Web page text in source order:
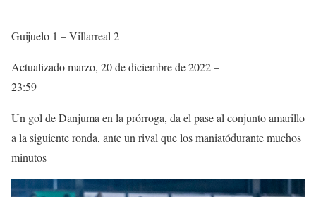
Guijuelo 1 – Villarreal 2
Actualizadomarzo, 20 de diciembre de 2022 –
23:59
Un gol de Danjuma en la prórroga, da el pase al conjunto amarillo
a la siguiente ronda, ante un rival que los maniatódurante muchos
minutos